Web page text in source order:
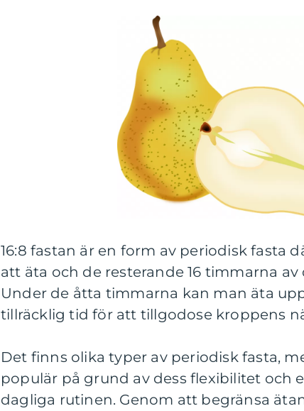
16:8 fastan är en form av periodisk fasta
att äta och de resterande 16 timmarna
Under de åtta timmarna kan man äta
tillräcklig tid för att tillgodose kroppens
Det finns olika typer av periodisk fasta,
populär på grund av dess flexibilitet och
dagliga rutinen. Genom att begränsa